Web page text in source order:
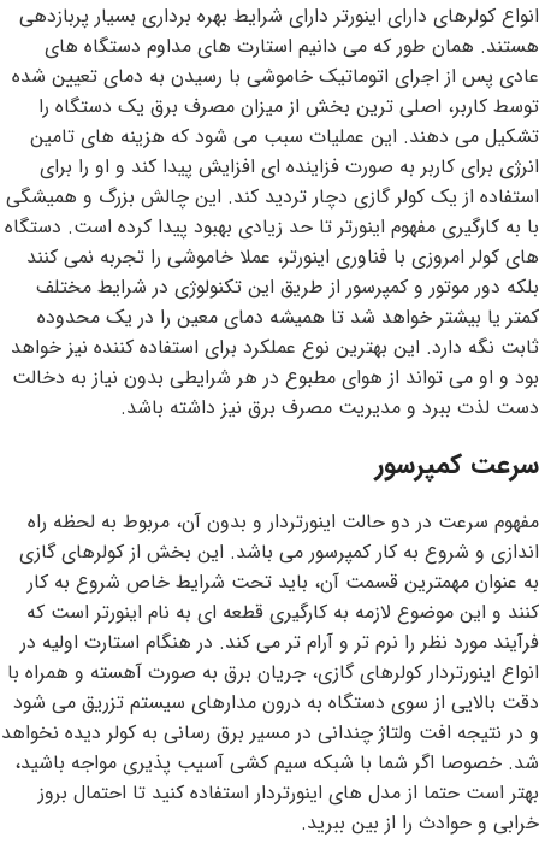
انواع کولرهای دارای اینورتر دارای شرایط بهره برداری بسیار پربازدهی
هستند. همان طور که می دانیم استارت های مداوم دستگاه های
عادی پس از اجرای اتوماتیک خاموشی با رسیدن به دمای تعیین شده
توسط کاربر، اصلی ترین بخش از میزان مصرف برق یک دستگاه را
تشکیل می دهند. این عملیات سبب می شود که هزینه های تامین
انرژی برای کاربر به صورت فزاینده ای افزایش پیدا کند و او را برای
استفاده از یک کولر گازی دچار تردید کند. این چالش بزرگ و همیشگی
با به کارگیری مفهوم اینورتر تا حد زیادی بهبود پیدا کرده است. دستگاه
های کولر امروزی با فناوری اینورتر، عملا خاموشی را تجربه نمی کنند
بلکه دور موتور و کمپرسور از طریق این تکنولوژی در شرایط مختلف
کمتر یا بیشتر خواهد شد تا همیشه دمای معین را در یک محدوده
ثابت نگه دارد. این بهترین نوع عملکرد برای استفاده کننده نیز خواهد
بود و او می تواند از هوای مطبوع در هر شرایطی بدون نیاز به دخالت
دست لذت ببرد و مدیریت مصرف برق نیز داشته باشد.
سرعت کمپرسور
مفهوم سرعت در دو حالت اینورتردار و بدون آن، مربوط به لحظه راه
اندازی و شروع به کار کمپرسور می باشد. این بخش از کولرهای گازی
به عنوان مهمترین قسمت آن، باید تحت شرایط خاص شروع به کار
کنند و این موضوع لازمه به کارگیری قطعه ای به نام اینورتر است که
فرآیند مورد نظر را نرم تر و آرام تر می کند. در هنگام استارت اولیه در
انواع اینورتردار کولرهای گازی، جریان برق به صورت آهسته و همراه با
دقت بالایی از سوی دستگاه به درون مدارهای سیستم تزریق می شود
و در نتیجه افت ولتاژ چندانی در مسیر برق رسانی به کولر دیده نخواهد
شد. خصوصا اگر شما با شبکه سیم کشی آسیب پذیری مواجه باشید،
بهتر است حتما از مدل های اینورتردار استفاده کنید تا احتمال بروز
خرابی و حوادث را از بین ببرید.